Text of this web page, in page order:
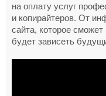
на оплату услуг
и копирайтеров. От
сайта, которое сможет
будет зависеть